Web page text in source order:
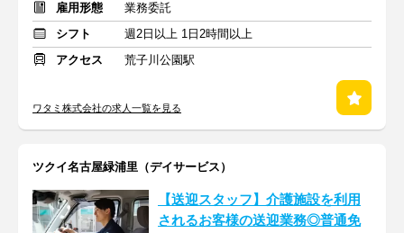
雇用形態
業務委託
シフト
週2日以上 1日2時間以上
アクセス
荒子川公園駅
ワタミ株式会社の求人一覧を見る
ツクイ名古屋緑浦里（デイサービス）
【送迎スタッフ】介護施設を利用
されるお客様の送迎業務◎普通免